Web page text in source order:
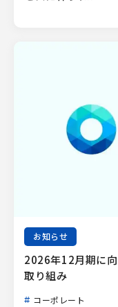
お知らせ
2026年12月期に
取り組み
コーポレート